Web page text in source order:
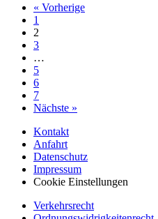
« Vorherige
1
2
3
…
5
6
7
Nächste »
Kontakt
Anfahrt
Datenschutz
Impressum
Cookie Einstellungen
Verkehrsrecht